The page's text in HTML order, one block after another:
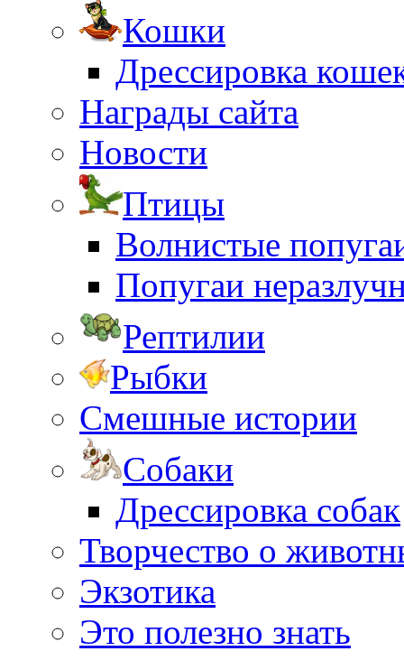
Кошки
Дрессировка
Награды сайта
Новости
Птицы
Волнистые
Попугаи
Рептилии
Рыбки
Смешные истории
Собаки
Дрессировка собак
Творчество о
Экзотика
Это полезно знать